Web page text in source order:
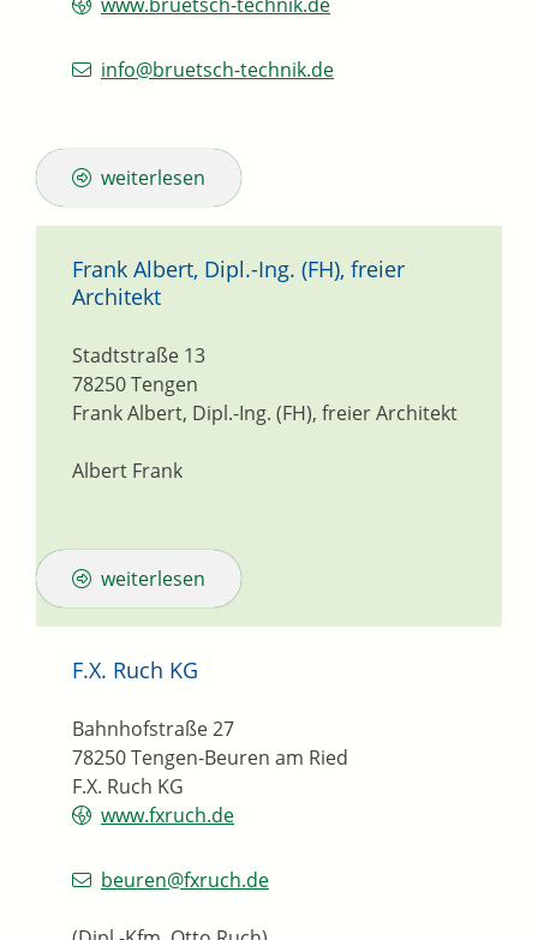
info@bruetsch-technik.de
weiterlesen
Frank Albert, Dipl.-Ing. (FH), freier
Architekt
Frank Albert, Dipl.-Ing. (FH), freier Architekt
Stadtstraße 13
78250Tengen
Albert Frank
weiterlesen
F.X. Ruch KG
F.X. Ruch KG
Bahnhofstraße 27
78250Tengen-Beuren am Ried
www.fxruch.de
beuren@fxruch.de